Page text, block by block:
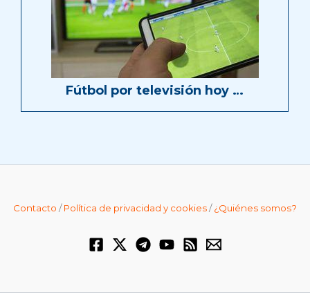
Fútbol por televisión hoy …
Contacto /Política de privacidad y cookies/¿Quiénes somos?